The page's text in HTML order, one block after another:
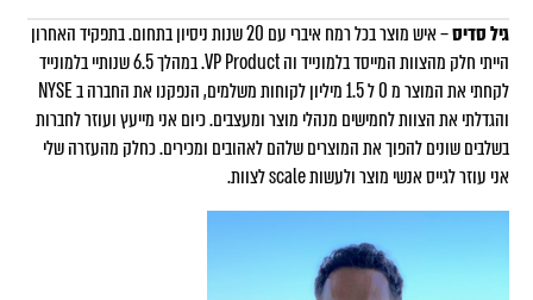
גיל סדיס
– איש מוצר בכל רמח איברי עם 20 שנות ניסיון בתחום. בתפקיד האחרון
הייתי חלק מהצוות המייסד בלמונייד וה VP Product. במהלך 6.5 שנותיי בלמונייד
לקחתי את המוצר מ 0 ל 1.5 מיליון לקוחות משלמים, הנפקנו את החברה ב NYSE
והגדלתי את הצוות לחמישים מנהלי מוצר ומעצבים. כיום אני מייעץ ועוזר לחברות
בשלבים שונים להפוך את המוצרים שלהם לאהובים ומכירים. כחלק מהעזרה שלי
אני עוזר לגייס אנשי מוצר ולעשות scale לצוות.